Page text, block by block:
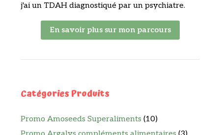
j'ai un TDAH diagnostiqué par un psychiatre.
En savoir plus sur mon parcours
Catégories Produits
Promo Amoseeds Superaliments (10)